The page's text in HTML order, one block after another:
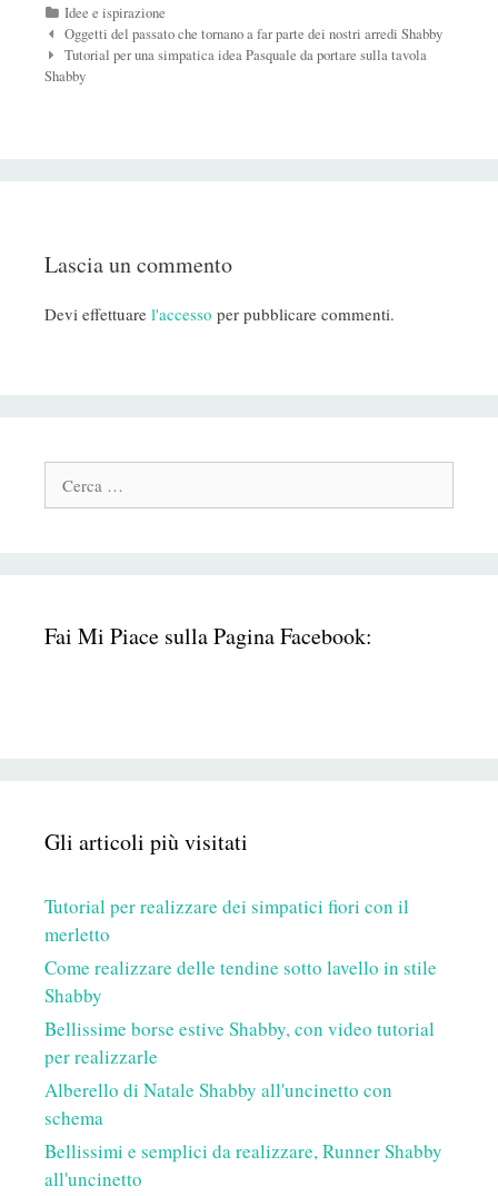
Categorie
Idee e ispirazione
Navigazione
Post
Oggetti del passato che tornano a far parte dei nostri arredi Shabby
Tutorial per una simpatica idea Pasquale da portare sulla tavola
Shabby
Lascia un commento
Devi effettuare l'accesso per pubblicare commenti.
Cerca:
Fai Mi Piace sulla Pagina Facebook:
Gli articoli più visitati
Tutorial per realizzare dei simpatici fiori con il
merletto
Come realizzare delle tendine sotto lavello in stile
Shabby
Bellissime borse estive Shabby, con video tutorial
per realizzarle
Alberello di Natale Shabby all'uncinetto con
schema
Bellissimi e semplici da realizzare, Runner Shabby
all'uncinetto